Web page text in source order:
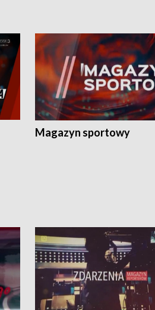
Magazyn sportowy